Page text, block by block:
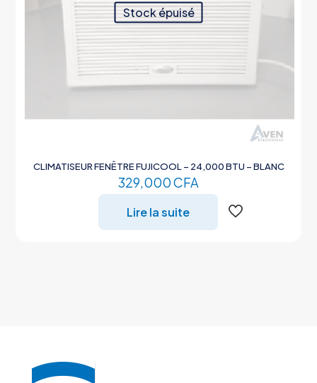
Stock épuisé
CLIMATISEUR FENÊTRE FUJICOOL – 24,000 BTU – BLANC
329,000CFA
Lire la suite